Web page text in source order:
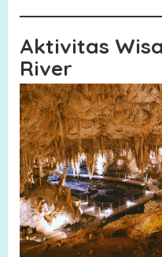
Aktivitas
River